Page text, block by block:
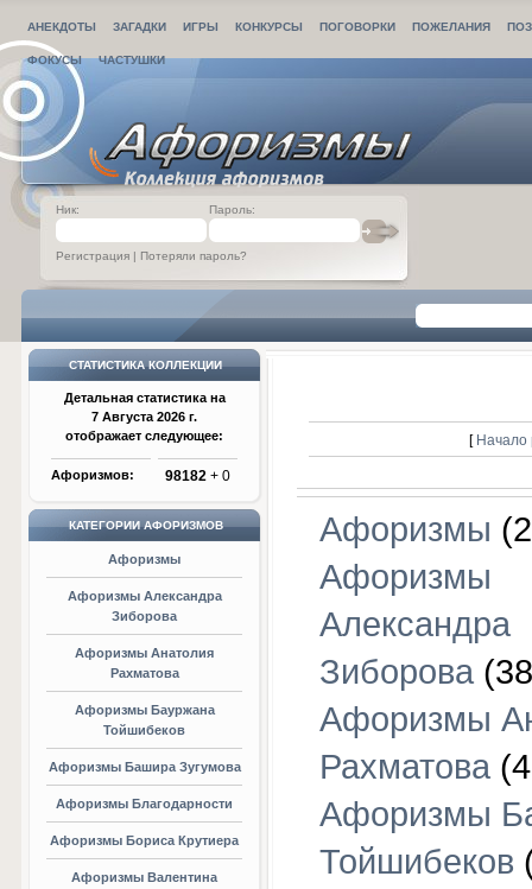
АНЕКДОТЫ ЗАГАДКИ ИГРЫ КОНКУРСЫ ПОГОВОРКИ ПОЖЕЛАНИЯ
ФОКУСЫ ЧАСТУШКИ
Ник: Пароль:
Регистрация | Потеряли пароль?
СТАТИСТИКА КОЛЛЕКЦИИ
Детальная статистика на
7 Августа 2026 г.
отображает следующее:
Афоризмов: 98182 + 0
КАТЕГОРИИ АФОРИЗМОВ
Афоризмы
Афоризмы Александра
Зиборова
Афоризмы Анатолия
Рахматова
Афоризмы Бауржана
Тойшибеков
Афоризмы Башира Зугумова
Афоризмы Благодарности
Афоризмы Бориса Крутиера
Афоризмы Валентина
[ Начало
Афоризмы
Афоризмы
Александра
Зиборова
Афоризмы
Рахматова
Афоризмы
Тойшибеков